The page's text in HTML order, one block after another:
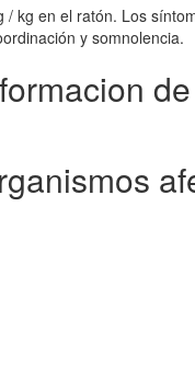
kg en el ratón. Los
y somnolencia.